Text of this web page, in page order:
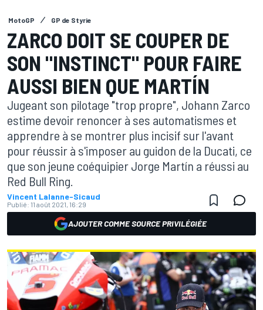
MotoGP GP de Styrie
ZARCO DOIT SE COUPER DE
SON "INSTINCT" POUR FAIRE
AUSSI BIEN QUE MARTÍN
Jugeant son pilotage "trop propre", Johann Zarco
estime devoir renoncer à ses automatismes et
apprendre à se montrer plus incisif sur l'avant
pour réussir à s'imposer au guidon de la Ducati, ce
que son jeune coéquipier Jorge Martín a réussi au
Red Bull Ring.
Vincent Lalanne-Sicaud
Publié: 11 août 2021, 16:29
AJOUTER COMME SOURCE PRIVILÉGIÉE